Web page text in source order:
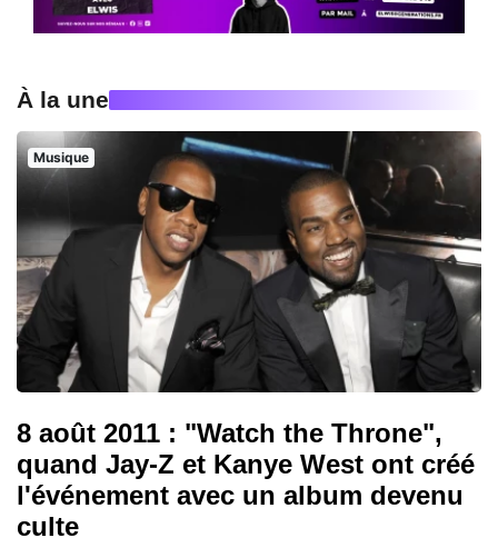
À la une
Musique
8 août 2011 : "Watch the Throne",
quand Jay-Z et Kanye West ont créé
l'événement avec un album devenu
culte